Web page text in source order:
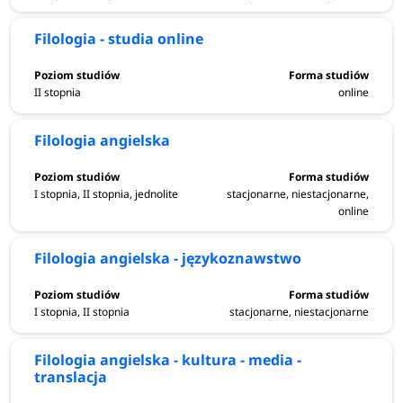
Filologia - studia online
II stopnia online
Filologia angielska
I stopnia, II stopnia, jednolite
stacjonarne, niestacjonarne,
online
Filologia angielska - językoznawstwo
I stopnia, II stopnia stacjonarne, niestacjonarne
Filologia angielska - kultura - media -
translacja